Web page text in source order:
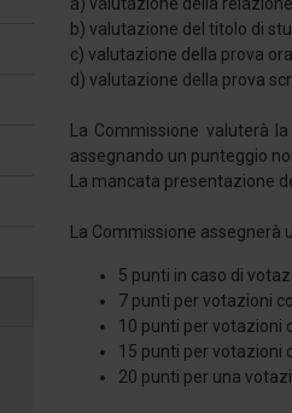
b) valutazione del titolo di
c) valutazione della prova
d) valutazione della prova
La Commissione valuterà
assegnando un punteggio
La mancata presentazione
La Commissione
5 punti in caso di
7 punti per votazioni
10 punti per votazioni
15 punti per votazioni
20 punti per una